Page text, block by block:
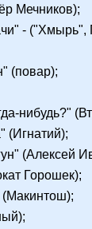
Мечников);
- ("Хмырь",
(повар);
нибудь?"
(Игнатий);
(Алексей
Горошек);
(Макинтош);